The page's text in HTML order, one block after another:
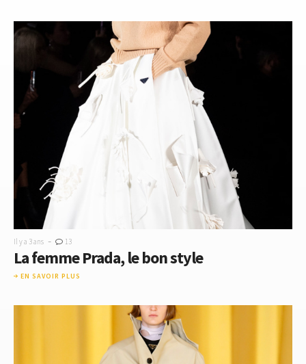
Il y a 3 ans - 13
La femme Prada, le bon style
EN SAVOIR PLUS